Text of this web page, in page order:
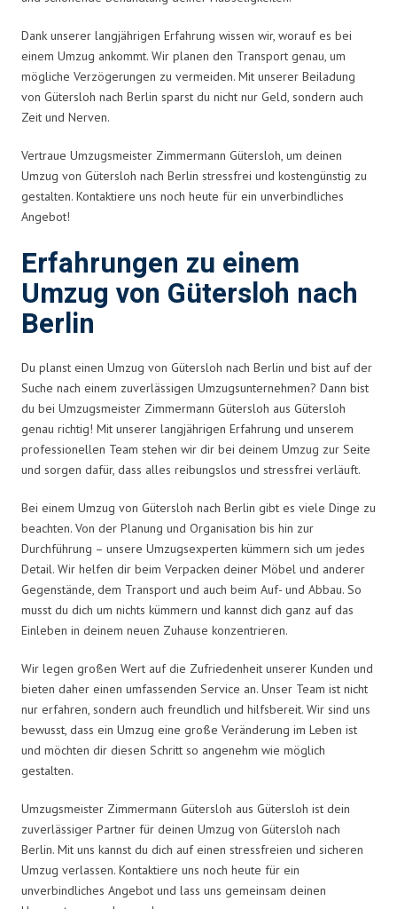
Dank unserer langjährigen Erfahrung wissen wir, worauf es bei
einem Umzug ankommt. Wir planen den Transport genau, um
mögliche Verzögerungen zu vermeiden. Mit unserer Beiladung
von Gütersloh nach Berlin sparst du nicht nur Geld, sondern auch
Zeit und Nerven.
Vertraue Umzugsmeister Zimmermann Gütersloh, um deinen
Umzug von Gütersloh nach Berlin stressfrei und kostengünstig zu
gestalten. Kontaktiere uns noch heute für ein unverbindliches
Angebot!
Erfahrungen zu einem
Umzug von Gütersloh nach
Berlin
Du planst einen Umzug von Gütersloh nach Berlin und bist auf der
Suche nach einem zuverlässigen Umzugsunternehmen? Dann bist
du bei Umzugsmeister Zimmermann Gütersloh aus Gütersloh
genau richtig! Mit unserer langjährigen Erfahrung und unserem
professionellen Team stehen wir dir bei deinem Umzug zur Seite
und sorgen dafür, dass alles reibungslos und stressfrei verläuft.
Bei einem Umzug von Gütersloh nach Berlin gibt es viele Dinge zu
beachten. Von der Planung und Organisation bis hin zur
Durchführung – unsere Umzugsexperten kümmern sich um jedes
Detail. Wir helfen dir beim Verpacken deiner Möbel und anderer
Gegenstände, dem Transport und auch beim Auf- und Abbau. So
musst du dich um nichts kümmern und kannst dich ganz auf das
Einleben in deinem neuen Zuhause konzentrieren.
Wir legen großen Wert auf die Zufriedenheit unserer Kunden und
bieten daher einen umfassenden Service an. Unser Team ist nicht
nur erfahren, sondern auch freundlich und hilfsbereit. Wir sind uns
bewusst, dass ein Umzug eine große Veränderung im Leben ist
und möchten dir diesen Schritt so angenehm wie möglich
gestalten.
Umzugsmeister Zimmermann Gütersloh aus Gütersloh ist dein
zuverlässiger Partner für deinen Umzug von Gütersloh nach
Berlin. Mit uns kannst du dich auf einen stressfreien und sicheren
Umzug verlassen. Kontaktiere uns noch heute für ein
unverbindliches Angebot und lass uns gemeinsam deinen